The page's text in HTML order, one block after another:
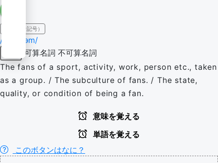
IPA（発音記号）
/ˈfændəm/
可算名詞 不可算名詞
The fans of a sport, activity, work, person etc., taken
as a group. / The subculture of fans. / The state,
quality, or condition of being a fan.
意味を覚える
単語を覚える
このボタンはなに？